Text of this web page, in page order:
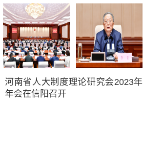
河南省人大制度理论研究会2023年
年会在信阳召开